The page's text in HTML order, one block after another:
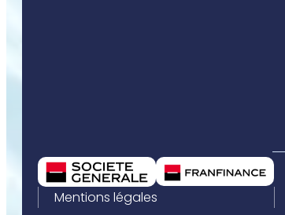
Mentions légales